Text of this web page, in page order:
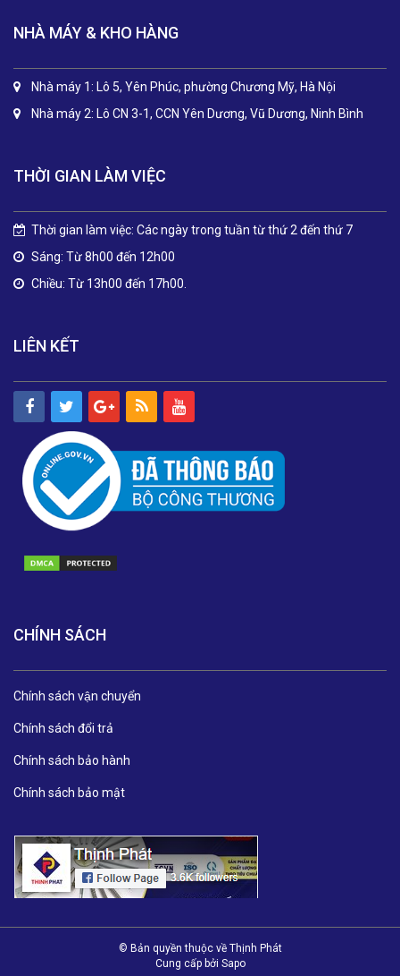
NHÀ MÁY & KHO HÀNG
Nhà máy 1: Lô 5, Yên Phúc, phường Chương Mỹ, Hà Nội
Nhà máy 2: Lô CN 3-1, CCN Yên Dương, Vũ Dương, Ninh Bình
THỜI GIAN LÀM VIỆC
Thời gian làm việc: Các ngày trong tuần từ thứ 2 đến thứ 7
Sáng: Từ 8h00 đến 12h00
Chiều: Từ 13h00 đến 17h00.
LIÊN KẾT
CHÍNH SÁCH
Chính sách vận chuyển
Chính sách đổi trả
Chính sách bảo hành
Chính sách bảo mật
© Bản quyền thuộc về Thịnh Phát
Cung cấp bởi Sapo